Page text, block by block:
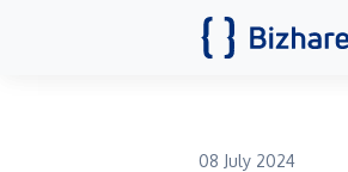
08 July 2024